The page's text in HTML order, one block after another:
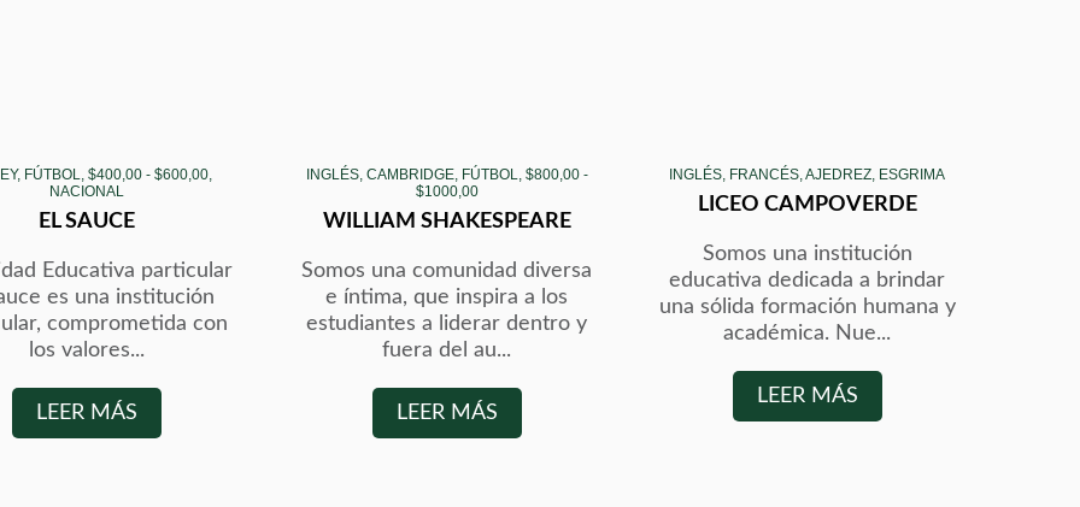
FÚTBOL, $400,00 - $600,00,
NACIONAL
EL SAUCE
Educativa particular
es una institución
comprometida con
los valores...
LEER MÁS
INGLÉS, CAMBRIDGE, FÚTBOL, $800,00 -
$1000,00
WILLIAM SHAKESPEARE
Somos una comunidad diversa
e íntima, que inspira a los
estudiantes a liderar dentro y
fuera del au...
LEER MÁS
INGLÉS, FRANCÉS, AJEDREZ, ESGRIMA
LICEO CAMPOVERDE
Somos una institución
educativa dedicada a brindar
una sólida formación humana y
académica. Nue...
LEER MÁS